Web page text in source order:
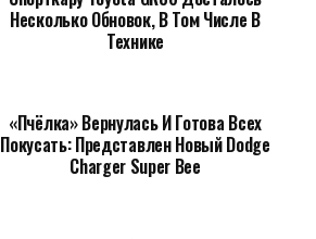
Несколько Обновок, В Том Числе В
Технике
«Пчёлка» Вернулась И Готова Всех
Покусать: Представлен Новый Dodge
Charger Super Bee